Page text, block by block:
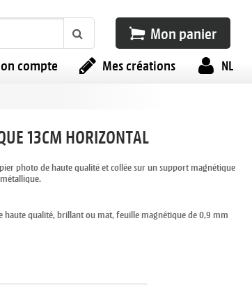
Mon panier
NL
Mes créations
compte
13CM HORIZONTAL
photo de haute qualité et collée sur un support magnétique
haute qualité, brillant ou mat, feuille magnétique de 0,9 mm